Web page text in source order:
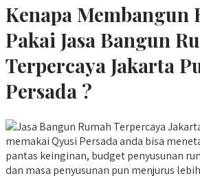
Kenapa Membangun
Pakai Jasa Bangun
Terpercaya Jakarta
Persada ?
memakai Qyusi Persada anda bisa
pantas keinginan, budget penyusunan
dan masa penyusunan pun menjurus